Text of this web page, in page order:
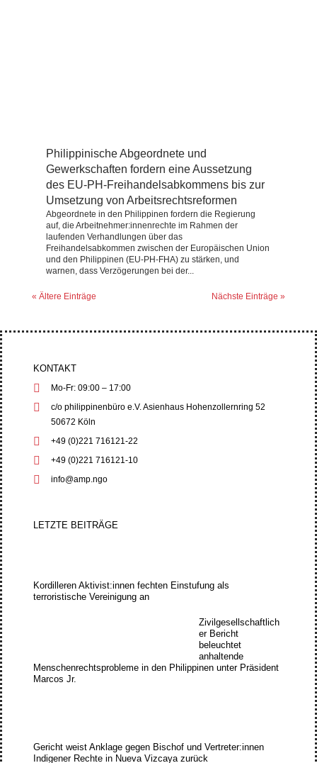
Philippinische Abgeordnete und
Gewerkschaften fordern eine Aussetzung
des EU-PH-Freihandelsabkommens bis zur
Umsetzung von Arbeitsrechtsreformen
Abgeordnete in den Philippinen fordern die Regierung
auf, die Arbeitnehmer:innenrechte im Rahmen der
laufenden Verhandlungen über das
Freihandelsabkommen zwischen der Europäischen Union
und den Philippinen (EU-PH-FHA) zu stärken, und
warnen, dass Verzögerungen bei der...
« Ältere Einträge Nächste Einträge »
KONTAKT
Mo-Fr: 09:00 – 17:00
c/o philippinenbüro e.V. Asienhaus Hohenzollernring 52
50672 Köln
+49 (0)221 716121-22
+49 (0)221 716121-10
info@amp.ngo
LETZTE BEITRÄGE
Kordilleren Aktivist:innen fechten Einstufung als
terroristische Vereinigung an
Zivilgesellschaftlich
er Bericht
beleuchtet
anhaltende
Menschenrechtsprobleme in den Philippinen unter Präsident
Marcos Jr.
Gericht weist Anklage gegen Bischof und Vertreter:innen
Indigener Rechte in Nueva Vizcaya zurück